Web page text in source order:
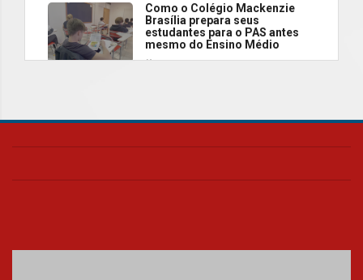
Como o Colégio Mackenzie
Brasília prepara seus
estudantes para o PAS antes
mesmo do Ensino Médio
Como os pais podem investir
escola